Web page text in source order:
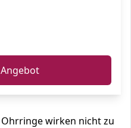
wirken nicht zu